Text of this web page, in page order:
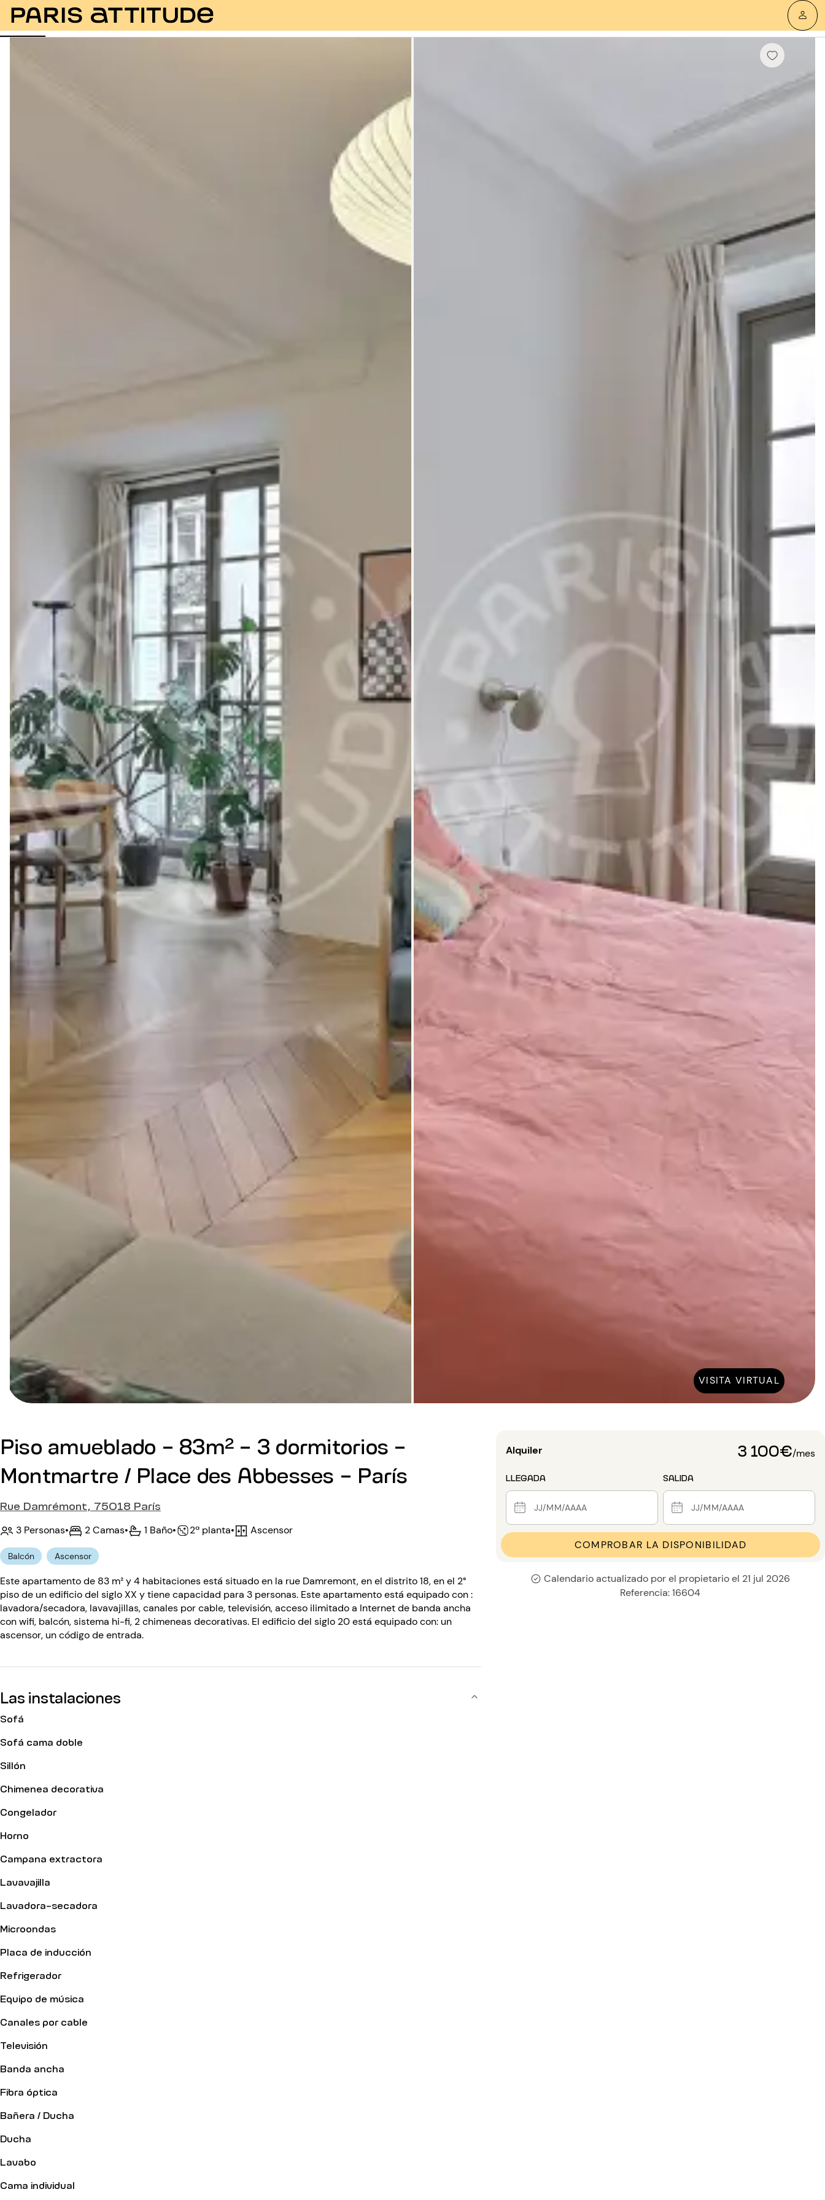
Fotos Descripción Instalaciones Habitaciones
VISITA VIRTUAL
Piso amueblado - 83m² - 3 dormitorios -
Montmartre / Place des Abbesses - París
Rue Damrémont, 75018 París
3 Personas• 2 Camas• 1 Baño• 2ª planta• Ascensor
Balcón Ascensor
Este apartamento de 83 m² y 4 habitaciones está situado en la rue Damremont, en el distrito 18, en el 2°
piso de un edificio del siglo XX y tiene capacidad para 3 personas. Este apartamento está equipado con :
lavadora/secadora, lavavajillas, canales por cable, televisión, acceso ilimitado a Internet de banda ancha
con wifi, balcón, sistema hi-fi, 2 chimeneas decorativas. El edificio del siglo 20 está equipado con: un
ascensor, un código de entrada.
Las instalaciones
Sofá
Sofá cama doble
Sillón
Chimenea decorativa
Congelador
Horno
Campana extractora
Lavavajilla
Lavadora-secadora
Microondas
Placa de inducción
Refrigerador
Equipo de música
Canales por cable
Televisión
Banda ancha
Fibra óptica
Bañera / Ducha
Ducha
Lavabo
Cama individual
Alquiler 3 100€/mes
LLEGADA SALIDA
COMPROBAR LA DISPONIBILIDAD
Calendario actualizado por el propietario el 21 jul 2026
Referencia: 16604